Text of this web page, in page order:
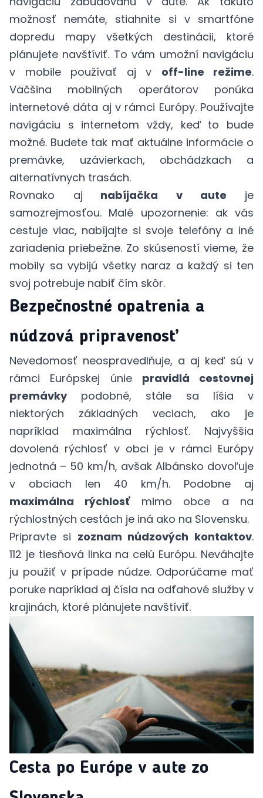
možnosť nemáte, stiahnite si v smartfóne
dopredu mapy všetkých destinácii, ktoré
plánujete navštíviť. To vám umožní navigáciu
v mobile používať aj v off-line režime.
Väčšina mobilných operátorov ponúka
internetové dáta aj v rámci Európy. Používajte
navigáciu s internetom vždy, keď to bude
možné. Budete tak mať aktuálne informácie o
premávke, uzávierkach, obchádzkach a
alternatívnych trasách.
Rovnako aj nabíjačka v aute je
samozrejmosťou. Malé upozornenie: ak vás
cestuje viac, nabíjajte si svoje telefóny a iné
zariadenia priebežne. Zo skúseností vieme, že
mobily sa vybijú všetky naraz a každý si ten
svoj potrebuje nabiť čím skôr.
Bezpečnostné opatrenia a
núdzová pripravenosť
Nevedomosť neospravedlňuje, a aj keď sú v
rámci Európskej únie pravidlá cestovnej
premávkypodobné, stále sa líšia v
niektorých základných veciach, ako je
napríklad maximálna rýchlosť. Najvyššia
dovolená rýchlosť v obci je v rámci Európy
jednotná – 50 km/h, avšak Albánsko dovoľuje
v obciach len 40 km/h. Podobne aj
maximálna rýchlosťmimo obce a na
rýchlostných cestách je iná ako na Slovensku.
Pripravte si zoznam núdzových kontaktov.
112 je tiesňová linka na celú Európu. Neváhajte
ju použiť v prípade núdze. Odporúčame mať
poruke napríklad aj čísla na odťahové služby v
krajinách, ktoré plánujete navštíviť.
Cesta po Európe v aute zo